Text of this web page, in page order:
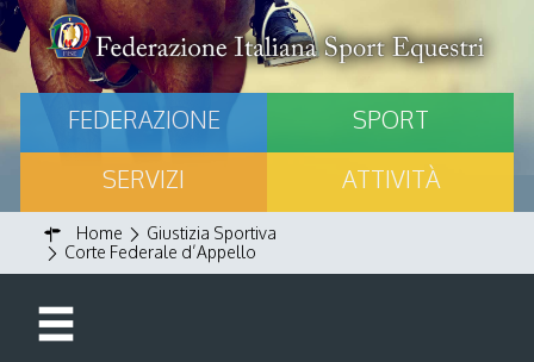
FEDERAZIONE
SPORT
SERVIZI
ATTIVITÀ
Home
Giustizia Sportiva
Corte Federale d’Appello